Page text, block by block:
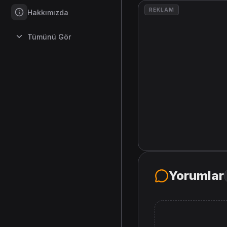
Hakkımızda
Tümünü Gör
REKLAM
Yorumlar